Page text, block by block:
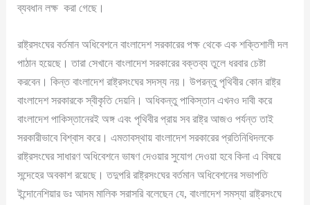
ব্যবধান লক্ষ করা গেছে।
রাষ্ট্রসংঘের বর্তমান অধিবেশনে বাংলাদেশ সরকারের পক্ষ থেকে এক শক্তিশালী দল
পাঠান হয়েছে। তারা সেখানে বাংলাদেশ সরকারের বক্তব্য তুলে ধরবার চেষ্টা
করবেন। কিন্ত বাংলাদেশ রাষ্ট্রসংঘের সদস্য নয়। উপরন্তু পৃথিবীর কোন রাষ্ট্র
বাংলাদেশ সরকারকে স্বীকৃতি দেয়নি। অধিকন্তু পাকিস্তান এখনও দাবী করে
বাংলাদেশ পাকিস্তানেরই অঙ্গ এবং পৃথিবীর প্রায় সব রাষ্ট্র আজও পর্যন্ত তাই
সরকারীভাবে বিশ্বাস করে। এমতাবস্থায় বাংলাদেশ সরকারের প্রতিনিধিদলকে
রাষ্ট্রসংঘের সাধারণ অধিবেশনে ভাষণ দেওয়ার সুযোগ দেওয়া হবে কিনা এ বিষয়ে
সন্দেহের অবকাশ রয়েছে। তদুপরি রাষ্ট্রসংঘের বর্তমান অধিবেশনের সভাপতি
ইন্দোনেশিয়ার ডঃ আদম মালিক সরাসরি বলেছেন যে, বাংলাদেশ সমস্যা রাষ্ট্রসংঘে